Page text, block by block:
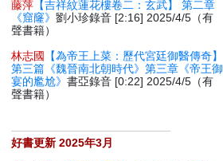
藤萍 【吉祥紋蓮花樓卷二：玄武】 第二章
《窟窿》劉小珍錄音 [2:16] 2025/4/5（有
聲書籍）
林志國
【為帝王上菜：歷代宮廷御醫傳奇】
第三篇《魏晉南北朝時代》第三章《帝王御
宴的尷尬》書亞錄音 [0:22] 2025/4/5（有
聲書籍）
好書更新 2025年3月